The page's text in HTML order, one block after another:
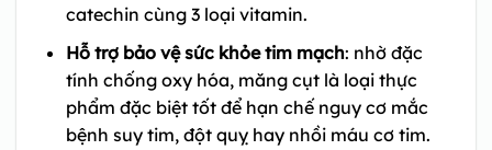
catechin cùng 3 loại vitamin.
Hỗ trợ bảo vệ sức khỏe tim mạch: nhờ đặc
tính chống oxy hóa, măng cụt là loại thực
phẩm đặc biệt tốt để hạn chế nguy cơ mắc
bệnh suy tim, đột quỵ hay nhồi máu cơ tim.